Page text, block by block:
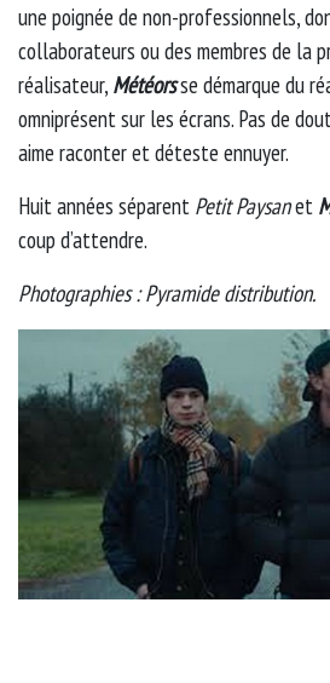
une poignée de non-professionnels,
collaborateurs ou des membres de la
réalisateur, Météorsse démarque du
omniprésent sur les écrans. Pas de
aime raconter et déteste ennuyer.
Huit années séparent Petit Paysanet
coup d’attendre.
Photographies : Pyramide distribution.